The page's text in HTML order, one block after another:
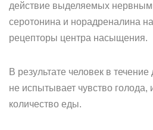
действие выделяемых
серотонина и норадреналина
рецепторы центра насыщения.
В результате человек в
не испытывает чувство
количество еды.